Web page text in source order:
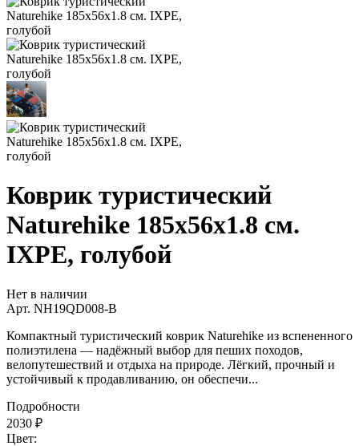
Коврик туристический
Naturehike 185х56х1.8 см.
IXPE, голубой
Нет в наличии
Арт. NH19QD008-B
Компактный туристический коврик Naturehike из вспененного
полиэтилена — надёжный выбор для пеших походов,
велопутешествий и отдыха на природе. Лёгкий, прочный и
устойчивый к продавливанию, он обеспечи...
Подробности
2030 ₽
Цвет: